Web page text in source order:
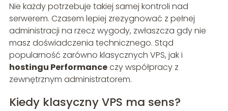
Nie każdy potrzebuje takiej samej kontroli nad
serwerem. Czasem lepiej zrezygnować z pełnej
administracji na rzecz wygody, zwłaszcza gdy nie
masz doświadczenia technicznego. Stąd
popularność zarówno klasycznych VPS, jak i
hostingu Performanceczy współpracy z
zewnętrznym administratorem.
Kiedy klasyczny VPS ma sens?